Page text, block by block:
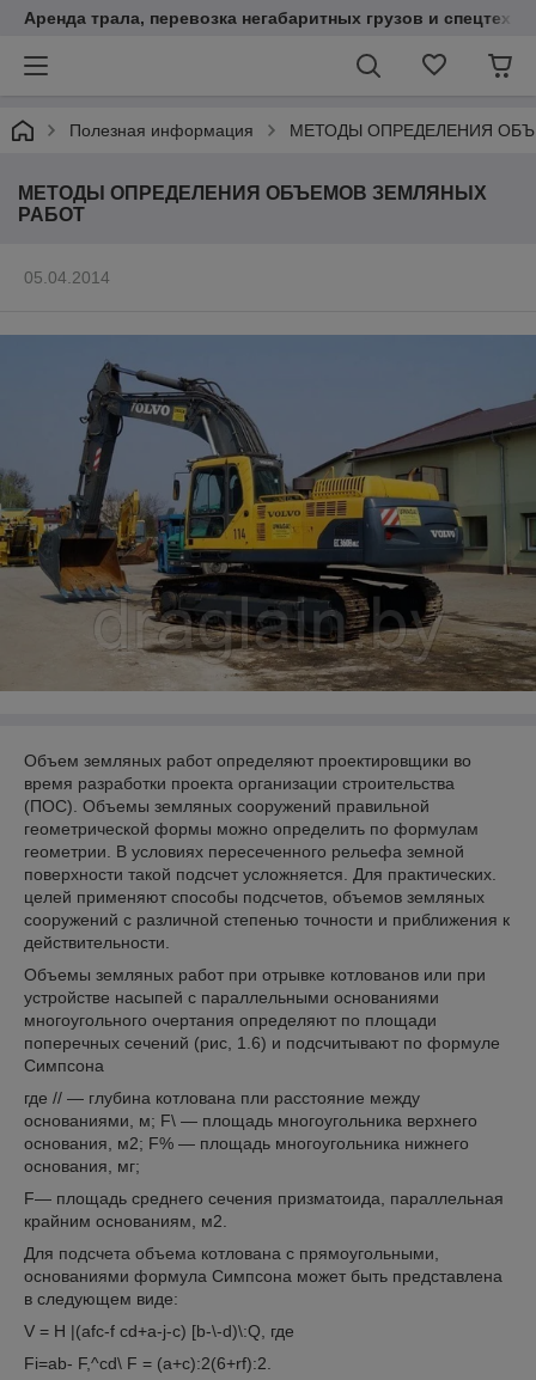
Аренда трала, перевозка негабаритных грузов и
Полезная информация МЕТОДЫ ОПРЕДЕЛЕНИЯ
МЕТОДЫ ОПРЕДЕЛЕНИЯ ОБЪЕМОВ ЗЕМЛЯНЫХ
РАБОТ
05.04.2014
Объем земляных работ определяют проектировщики во
время разработки проекта организации строительства
(ПОС). Объемы земляных сооружений правильной
геометрической формы можно определить по формулам
геометрии. В условиях пересеченного рельефа земной
поверхности такой подсчет усложняется. Для практических.
целей применяют способы подсчетов, объемов земляных
сооружений с различной степенью точности и приближения к
действительности.
Объемы земляных работ при отрывке котлованов или при
устройстве насыпей с параллельными основаниями
многоугольного очертания определяют по площади
поперечных сечений (рис, 1.6) и подсчитывают по формуле
Симпсона
где // — глубина котлована пли расстояние между
основаниями, м; F\ — площадь многоугольника верхнего
основания, м2; F% — площадь многоугольника нижнего
основания, мг;
F— площадь среднего сечения призматоида, параллельная
крайним основаниям, м2.
Для подсчета объема котлована с прямоугольными,
основаниями формула Симпсона может быть представлена
в следующем виде:
V = H |(afc-f cd+a-j-c) [b-\-d)\:Q, где
Fi=ab- F,^cd\ F = (a+c):2(6+rf):2.